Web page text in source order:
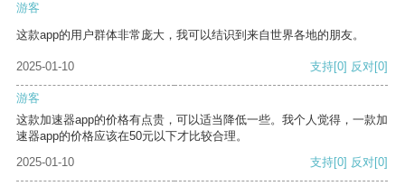
游客
这款app的用户群体非常庞大，我可以结识到来自世界各地的朋友。
2025-01-10 支持[0] 反对[0]
游客
这款加速器app的价格有点贵，可以适当降低一些。我个人觉得，一款加
速器app的价格应该在50元以下才比较合理。
2025-01-10
支持[0] 反对[0]